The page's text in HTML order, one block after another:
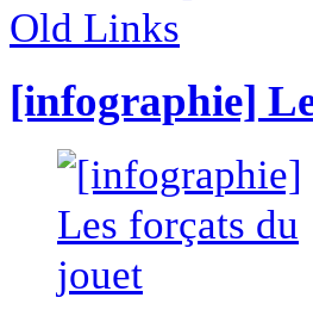
Old Links
[infographie]